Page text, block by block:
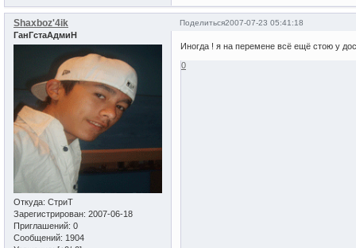
Поделиться2007-07-23 05:41:18
Shaxboz'4ik
ГанГстаАдмиН
Откуда: СтриТ
Зарегистрирован: 2007-06-18
Приглашений: 0
Сообщений: 1904
Иногда ! я на перемене всё ещё стою у
0